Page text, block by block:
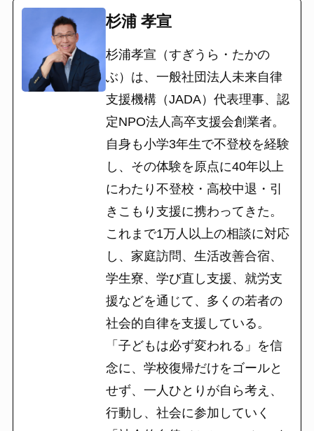
杉浦 孝宣
杉浦孝宣（すぎうら・たかの
ぶ）は、一般社団法人未来自律
支援機構（JADA）代表理事、認
定NPO法人高卒支援会創業者。
自身も小学3年生で不登校を経験
し、その体験を原点に40年以上
にわたり不登校・高校中退・引
きこもり支援に携わってきた。
これまで1万人以上の相談に対応
し、家庭訪問、生活改善合宿、
学生寮、学び直し支援、就労支
援などを通じて、多くの若者の
社会的自律を支援している。
「子どもは必ず変われる」を信
念に、学校復帰だけをゴールと
せず、一人ひとりが自ら考え、
行動し、社会に参加していく